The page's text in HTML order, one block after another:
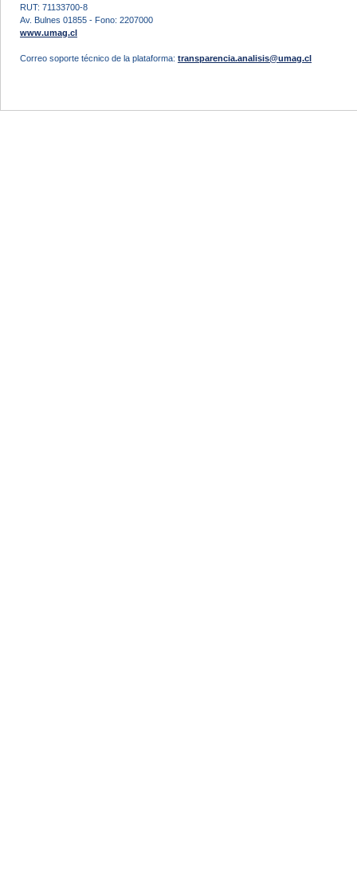
RUT: 71133700-8
Av. Bulnes 01855 - Fono: 2207000
www.umag.cl
Correo soporte técnico de la plataforma: transparencia.analisis@umag.cl